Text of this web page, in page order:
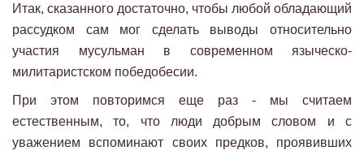
Итак, сказанного достаточно, чтобы любой обладающий
рассудком сам мог сделать выводы относительно
участия мусульман в современном языческо-
милитаристском победобесии.
При этом повторимся еще раз - мы считаем
естественным, то, что люди добрым словом и с
уважением вспоминают своих предков, проявивших